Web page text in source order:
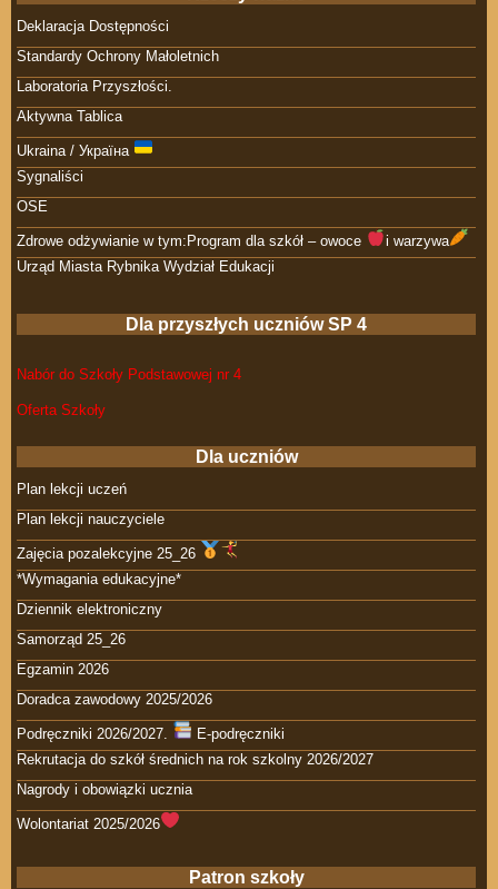
Deklaracja Dostępności
Standardy Ochrony Małoletnich
Laboratoria Przyszłości.
Aktywna Tablica
Ukraina / Україна
Sygnaliści
OSE
Zdrowe odżywianie w tym:Program dla szkół – owoce
i warzywa
Urząd Miasta Rybnika Wydział Edukacji
Dla przyszłych uczniów SP 4
Nabór do Szkoły Podstawowej nr 4
Oferta Szkoły
Dla uczniów
Plan lekcji uczeń
Plan lekcji nauczyciele
Zajęcia pozalekcyjne 25_26
*Wymagania edukacyjne*
Dziennik elektroniczny
Samorząd 25_26
Egzamin 2026
Doradca zawodowy 2025/2026
Podręczniki 2026/2027.
E-podręczniki
Rekrutacja do szkół średnich na rok szkolny 2026/2027
Nagrody i obowiązki ucznia
Wolontariat 2025/2026
Patron szkoły